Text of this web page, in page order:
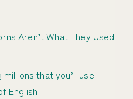
Aren’t What They Used
that you’ll use
English